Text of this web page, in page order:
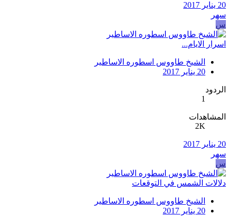
20 يناير 2017
سهر
س
اسرار الايام...
الشيخ طاووس اسطوره الاساطير
20 يناير 2017
الردود
1
المشاهدات
2K
20 يناير 2017
سهر
س
دلالات الشمس في التوقعات
الشيخ طاووس اسطوره الاساطير
20 يناير 2017